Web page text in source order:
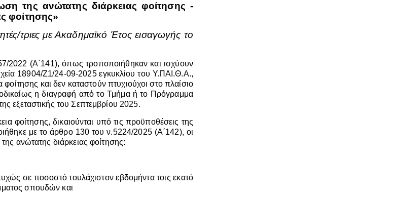
της ανώτατης διάρκειας φοίτησης -
φοίτησης»
τριες με Ακαδημαϊκό Έτος εισαγωγής το
2022 (Α΄141), όπως τροποποιήθηκαν και ισχύουν
18904/Ζ1/24-09-2025 εγκυκλίου του Υ.ΠΑΙ.Θ.Α.,
και δεν καταστούν πτυχιούχοι στο πλαίσιο
η διαγραφή από το Τμήμα ή το Πρόγραμμα
εξεταστικής του Σεπτεμβρίου 2025.
φοίτησης, δικαιούνται υπό τις προϋποθέσεις της
με το άρθρο 130 του ν.5224/2025 (Α΄142), οι
ανώτατης διάρκειας φοίτησης:
σε ποσοστό τουλάχιστον εβδομήντα τοις εκατό
σπουδών και